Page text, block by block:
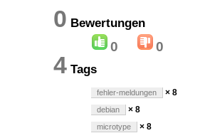
0 Bewertungen
0 0
4 Tags
fehler-meldungen × 8
debian × 8
microtype × 8